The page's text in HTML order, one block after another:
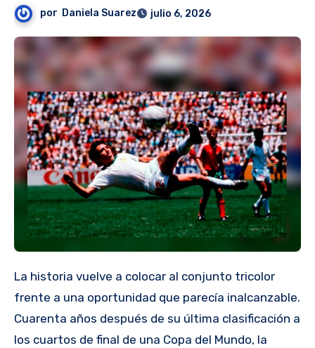
por Daniela Suarez julio 6, 2026
La historia vuelve a colocar al conjunto tricolor
frente a una oportunidad que parecía inalcanzable.
Cuarenta años después de su última clasificación a
los cuartos de final de una Copa del Mundo, la